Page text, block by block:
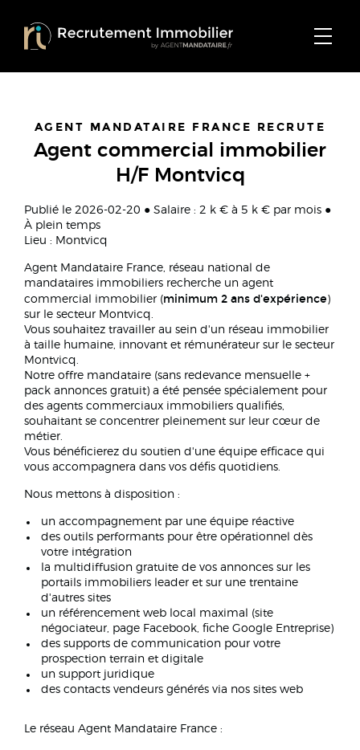
AGENT MANDATAIRE FRANCE RECRUTE
Agent commercial immobilier
H/F Montvicq
Publié le 2026-02-20 ● Salaire : 2 k € à 5 k € par mois ●
À plein temps
Lieu : Montvicq
Agent Mandataire France, réseau national de
mandataires immobiliers recherche un agent
commercial immobilier (minimum 2 ans d'expérience )
sur le secteur Montvicq.
Vous souhaitez travailler au sein d'un réseau immobilier
à taille humaine, innovant et rémunérateur sur le secteur
Montvicq.
Notre offre mandataire (sans redevance mensuelle +
pack annonces gratuit) a été pensée spécialement pour
des agents commerciaux immobiliers qualifiés,
souhaitant se concentrer pleinement sur leur cœur de
métier.
Vous bénéficierez du soutien d'une équipe efficace qui
vous accompagnera dans vos défis quotidiens.
Nous mettons à disposition :
un accompagnement par une équipe réactive
des outils performants pour être opérationnel dès
votre intégration
la multidiffusion gratuite de vos annonces sur les
portails immobiliers leader et sur une trentaine
d'autres sites
un référencement web local maximal (site
négociateur, page Facebook, fiche Google Entreprise)
des supports de communication pour votre
prospection terrain et digitale
un support juridique
des contacts vendeurs générés via nos sites web
Le réseau Agent Mandataire France :